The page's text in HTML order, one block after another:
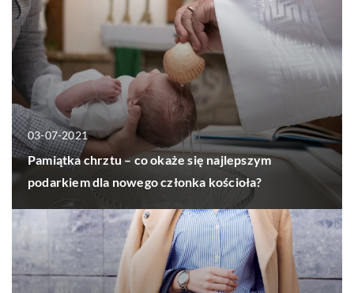
03-07-2021
Pamiątka chrztu – co okaże się najlepszym
podarkiem dla nowego członka kościoła?